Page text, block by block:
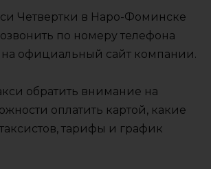
Четвертки в Наро-Фоминске
по номеру телефона
официальный сайт компании.
обратить внимание на
оплатить картой, какие
тарифы и график